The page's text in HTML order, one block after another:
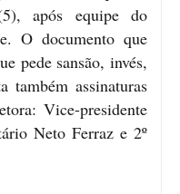
após equipe do
O documento que
pede sansão, invés,
também assinaturas
Vice-presidente
Neto Ferraz e 2º